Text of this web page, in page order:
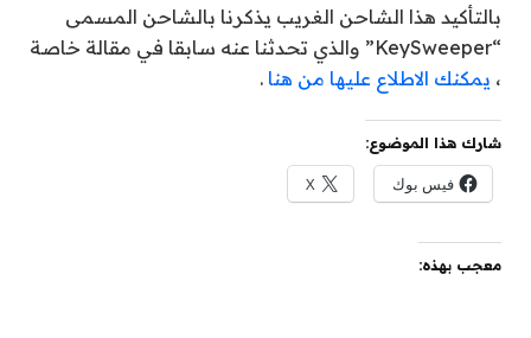
بالتأكيد هذا الشاحن الغريب يذكرنا بالشاحن المسمى
“KeySweeper” والذي تحدثنا عنه سابقا في مقالة خاصة
، يمكنك الاطلاع عليها من هنا .
شارك هذا الموضوع:
فيس بوك X
معجب بهذه: